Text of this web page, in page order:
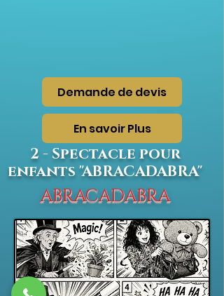
Demande de devis
En savoir Plus
2 - Spectacle pour
enfants "ABRACADABRA"
ABRACADABRA